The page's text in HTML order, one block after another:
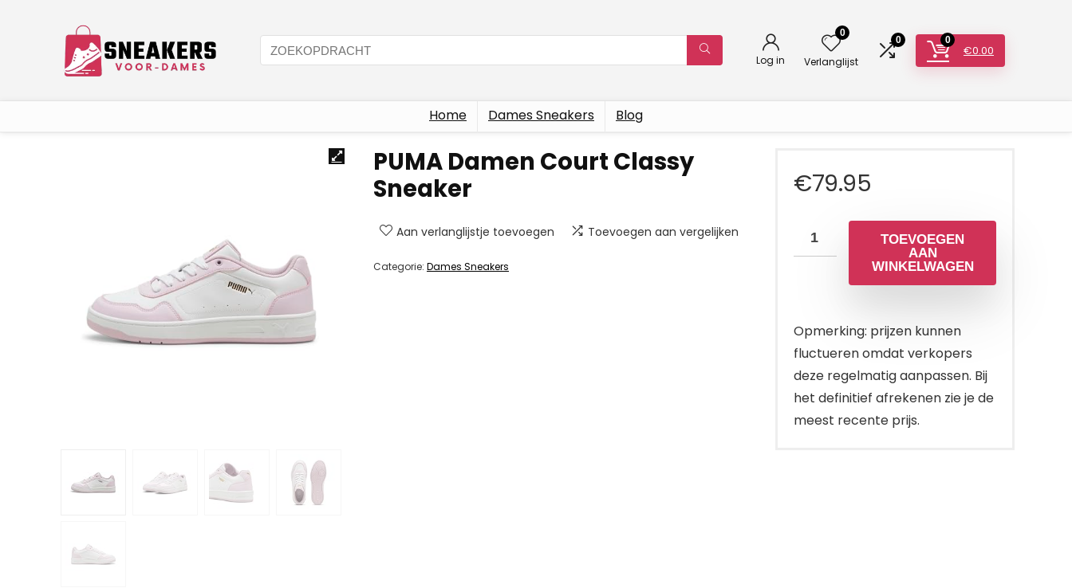
Log in
0
Verlanglijst
0 0
€0.00
Home Dames Sneakers Blog
PUMA Damen Court Classy
Sneaker
Aan verlanglijstje toevoegen Toevoegen aan vergelijken
Categorie: Dames Sneakers
€79.95
TOEVOEGEN
AAN
WINKELWAGEN
Opmerking: prijzen kunnen
fluctueren omdat verkopers
deze regelmatig aanpassen. Bij
het definitief afrekenen zie je de
meest recente prijs.